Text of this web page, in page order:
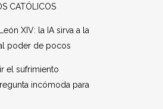
CATÓLICOS
XIV: la IA sirva a la
poder de pocos
el sufrimiento
incómoda para